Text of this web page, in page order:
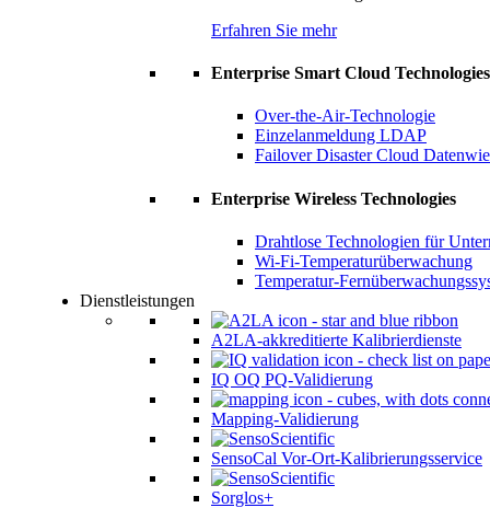
Erfahren Sie mehr
Enterprise Smart Cloud Technologies
Over-the-Air-Technologie
Einzelanmeldung LDAP
Failover Disaster Cloud
Enterprise Wireless Technologies
Drahtlose Technologien für
Wi-Fi-Temperaturüberwachung
Temperatur-
Dienstleistungen
A2LA-akkreditierte Kalibrierdienste
IQ OQ PQ-Validierung
Mapping-Validierung
SensoCal Vor-Ort-Kalibrierungsservice
Sorglos+